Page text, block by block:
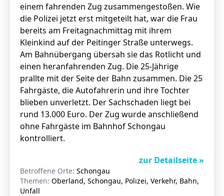
einem fahrenden Zug zusammengestoßen. Wie
die Polizei jetzt erst mitgeteilt hat, war die Frau
bereits am Freitagnachmittag mit ihrem
Kleinkind auf der Peitinger Straße unterwegs.
Am Bahnübergang übersah sie das Rotlicht und
einen heranfahrenden Zug. Die 25-Jährige
prallte mit der Seite der Bahn zusammen. Die 25
Fahrgäste, die Autofahrerin und ihre Tochter
blieben unverletzt. Der Sachschaden liegt bei
rund 13.000 Euro. Der Zug wurde anschließend
ohne Fahrgäste im Bahnhof Schongau
kontrolliert.
zur Detailseite »
Betroffene Orte: Schongau
Themen: Oberland, Schongau, Polizei, Verkehr, Bahn,
Unfall